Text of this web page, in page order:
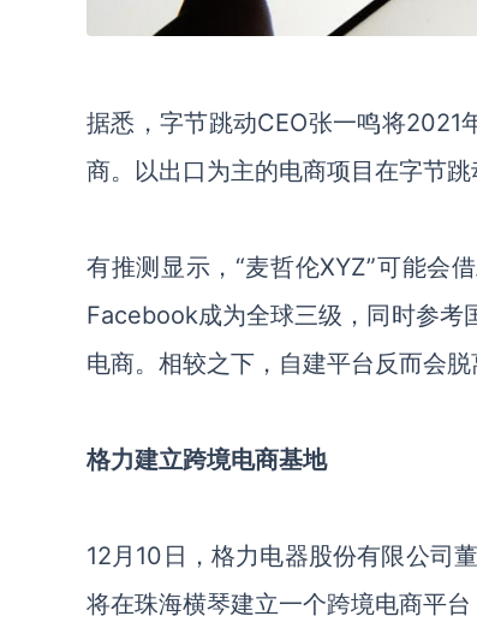
据悉，字节跳动CEO张一鸣将2021
商。以出口为主的电商项目在字节
有推测显示， “麦哲伦XYZ”可能会
Facebook成为全球三级，同时参考
电商。相较之下，自建平台反而会脱
格力建立跨境电商基地
12月10日，格力电器股份有限公司
将在珠海横琴建立一个跨境电商平台